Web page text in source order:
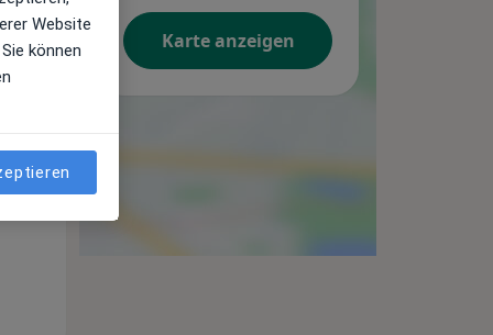
14 Aug
Karte anzeigen
Website
können